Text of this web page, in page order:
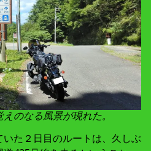
のなる風景が現れた。
た２日目のルートは、久しぶ